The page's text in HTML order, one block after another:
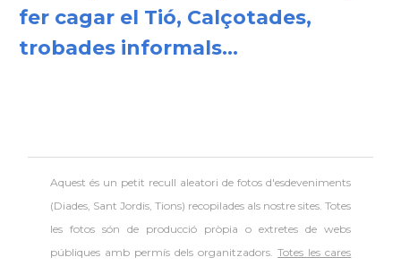
Consolat Consolat general a Washington
fer cagar el Tió, Calçotades,
trobades informals...
Aquest és un petit recull aleatori defotos d'esdeveniments
(Diades, Sant Jordis, Tions) recopilades als nostre sites. Totes
les fotos són de producció pròpia o extretes de webs
públiques amb permís dels organitzadors.Totes les cares